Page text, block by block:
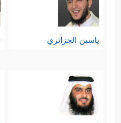
ياسين الجزائري